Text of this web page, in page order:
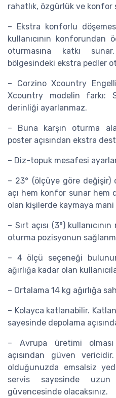
rahatlık, özgürlük ve konfor
– Ekstra konforlu
kullanıcının
oturmasına katkı
bölgesindeki ekstra pedler
– Corzino Xcountry
Xcountry modelin farkı:
derinliği ayarlanmaz.
– Buna karşın oturma
poster açısından ekstra
– Diz-topuk mesafesi
– 23° (ölçüye göre değişir)
açı hem konfor sunar hem
olan kişilerde kaymaya mani
– Sırt açısı (3°)
oturma pozisyonun
– 4 ölçü seçeneği
ağırlığa kadar olan
– Ortalama 14 kg ağırlığa
– Kolayca katlanabilir.
sayesinde depolama
– Avrupa üretimi olması
açısından güven
olduğunuzda emsalsiz
servis sayesinde
güvencesinde olacaksınız.